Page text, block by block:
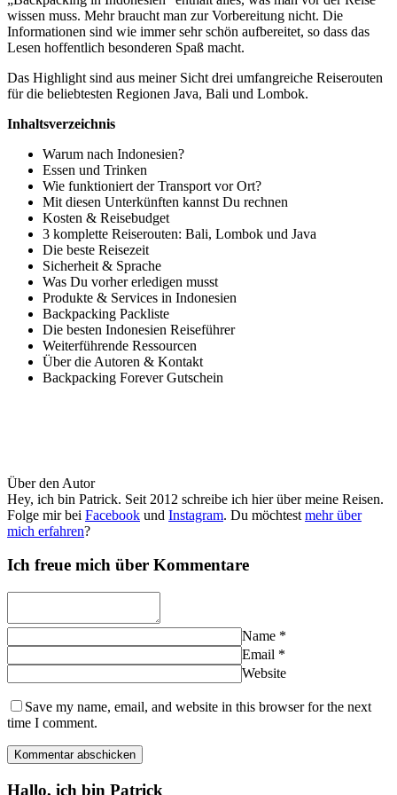
wissen muss. Mehr braucht man zur Vorbereitung nicht. Die
Informationen sind wie immer sehr schön aufbereitet, so dass das
Lesen hoffentlich besonderen Spaß macht.
Das Highlight sind aus meiner Sicht drei umfangreiche Reiserouten
für die beliebtesten Regionen Java, Bali und Lombok.
Inhaltsverzeichnis
Warum nach Indonesien?
Essen und Trinken
Wie funktioniert der Transport vor Ort?
Mit diesen Unterkünften kannst Du rechnen
Kosten & Reisebudget
3 komplette Reiserouten: Bali, Lombok und Java
Die beste Reisezeit
Sicherheit & Sprache
Was Du vorher erledigen musst
Produkte & Services in Indonesien
Backpacking Packliste
Die besten Indonesien Reiseführer
Weiterführende Ressourcen
Über die Autoren & Kontakt
Backpacking Forever Gutschein
Über den Autor
Hey, ich bin Patrick. Seit 2012 schreibe ich hier über meine Reisen.
Folge mir bei Facebook und Instagram. Du möchtest mehr über
mich erfahren?
Ich freue mich über Kommentare
Name *
Email *
Website
Save my name, email, and website in this browser for the next
time I comment.
Hallo, ich bin Patrick